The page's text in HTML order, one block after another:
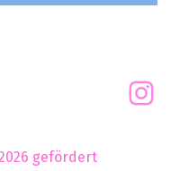
gefördert